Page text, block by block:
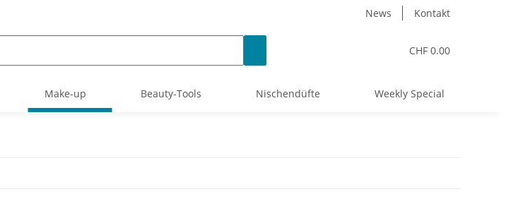
News Kontakt
CHF 0.00
Make-up Beauty-Tools Nischendüfte Weekly Special